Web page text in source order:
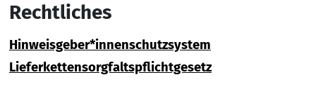
Rechtliches
Hinweisgeber*innenschutzsystem
Lieferkettensorgfaltspflichtgesetz